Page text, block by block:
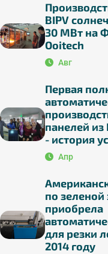
BIPV
30 МВт на
Ooitech
Авг
Первая
панелей из
- история
Апр
по зеленой
приобрела
для резки
2014 году